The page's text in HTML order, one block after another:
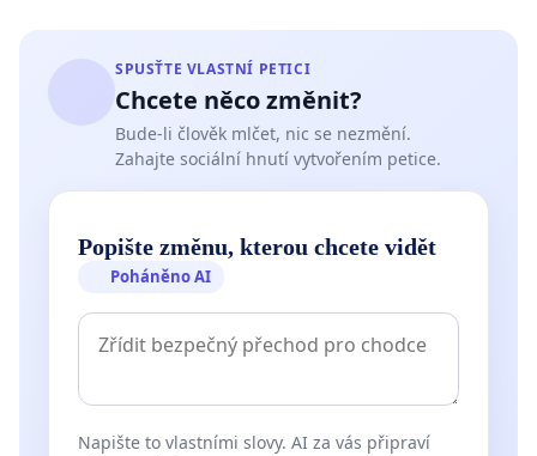
SPUSŤTE VLASTNÍ PETICI
Chcete něco změnit?
Bude-li člověk mlčet, nic se nezmění.
Zahajte sociální hnutí vytvořením petice.
Popište změnu, kterou chcete vidět
Poháněno AI
Napište to vlastními slovy. AI za vás připraví